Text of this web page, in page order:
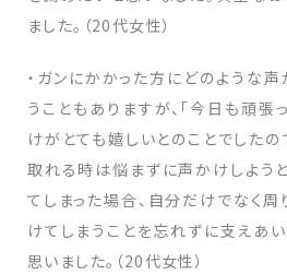
ました。（20代女性）
・ガンにかかった方にどのような
うこともありますが、「今日も頑張
けがとても嬉しいとのことでしたの
取れる時は悩まずに声かけしよう
てしまった場合、自分だけでなく
けてしまうことを忘れずに支えあ
思いました。（20代女性）